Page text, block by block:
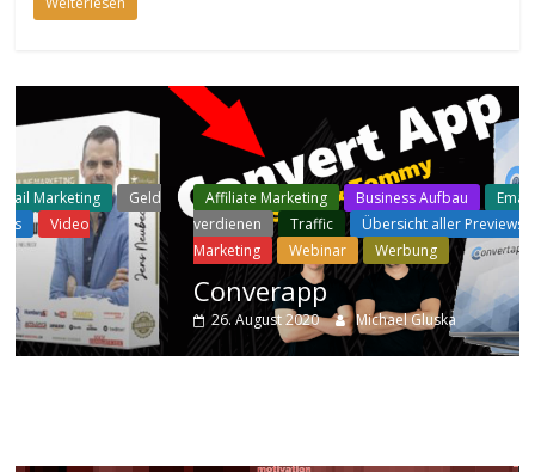
Geld Affiliate Marketing Business Aufbau Email Marketing
verdienen
Traffic Übersicht aller Previews
Video
Marketing
Webinar Werbung
Converapp
26. August 2020 Michael Gluska